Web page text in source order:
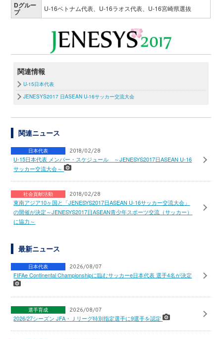
Dグルー
プ U-16ベトナム代表、U-16ラオス代表、U-16宮崎県選抜
関連情報
U-15日本代表
JENESYS2017 日ASEAN U-16サッカー交流大会
関連ニュース
日本代表 2018/02/28
U-15日本代表 メンバー・スケジュール ～JENESYS2017日ASEAN U-16
サッカー交流大会～
社会貢献活動 2018/02/28
東南アジア10ヶ国と「JENESYS2017日ASEAN U-16サッカー交流大会」
の開催が決定～JENESYS2017日ASEAN青少年スポーツ交流（サッカー）
に協力～
最新ニュース
日本代表 2026/08/07
FIFAe Continental Championshipに臨むサッカーe日本代表 選手4名が決定
選手育成 2026/08/07
2026/27シーズン JFA・Ｊリーグ特別指定選手に9選手を認定